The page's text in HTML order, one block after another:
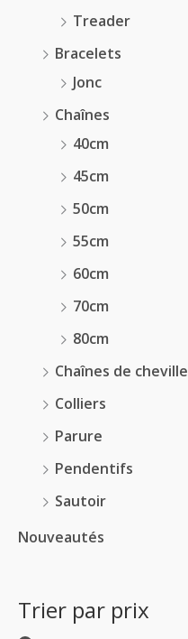
Treader
Bracelets
Jonc
Chaînes
40cm
45cm
50cm
55cm
60cm
70cm
80cm
Chaînes de cheville
Colliers
Parure
Pendentifs
Sautoir
Nouveautés
Trier par prix